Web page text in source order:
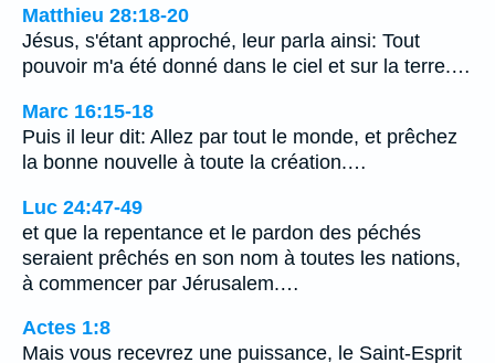
Matthieu 28:18-20
Jésus, s'étant approché, leur parla ainsi: Tout
pouvoir m'a été donné dans le ciel et sur la terre.…
Marc 16:15-18
Puis il leur dit: Allez par tout le monde, et prêchez
la bonne nouvelle à toute la création.…
Luc 24:47-49
et que la repentance et le pardon des péchés
seraient prêchés en son nom à toutes les nations,
à commencer par Jérusalem.…
Actes 1:8
Mais vous recevrez une puissance, le Saint-Esprit